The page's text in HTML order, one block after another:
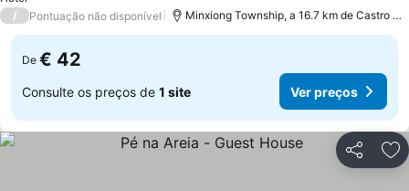
/ Pontuação não disponível Minxiong Township, a 16.7 km de Castro
De € 42
Consulte os preços de 1 site Ver preços
Partilhar